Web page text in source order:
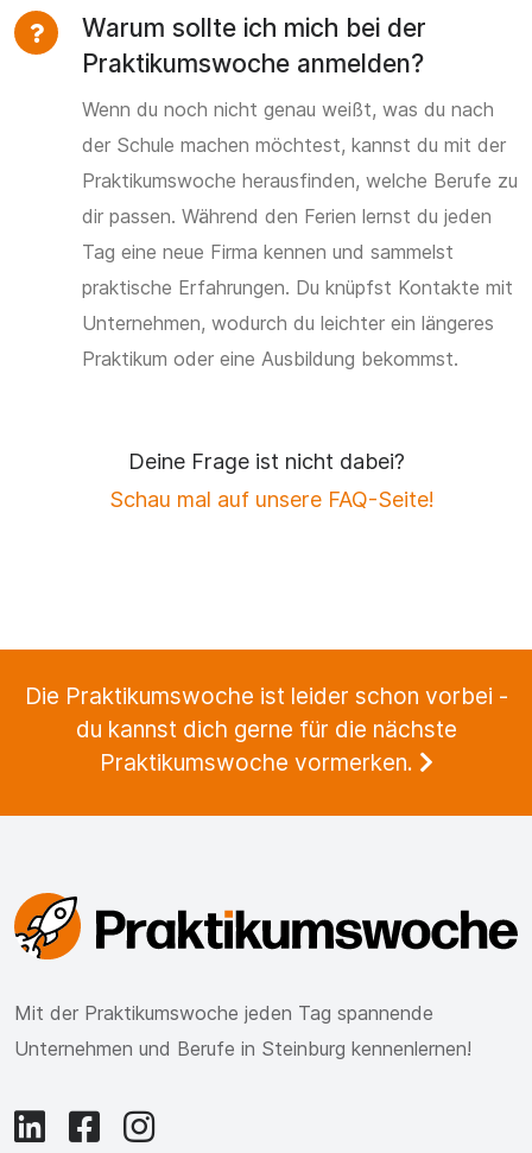
Warum sollte ich mich bei der
Praktikumswoche anmelden?
Wenn du noch nicht genau weißt, was du nach
der Schule machen möchtest, kannst du mit der
Praktikumswoche herausfinden, welche Berufe zu
dir passen. Während den Ferien lernst du jeden
Tag eine neue Firma kennen und sammelst
praktische Erfahrungen. Du knüpfst Kontakte mit
Unternehmen, wodurch du leichter ein längeres
Praktikum oder eine Ausbildung bekommst.
Deine Frage ist nicht dabei?
Schau mal auf unsere FAQ-Seite!
Die Praktikumswoche ist leider schon vorbei -
du kannst dich gerne für die nächste
Praktikumswoche vormerken.
Mit der Praktikumswoche jeden Tag spannende
Unternehmen und Berufe in Steinburg kennenlernen!